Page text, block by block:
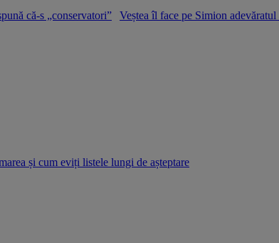
că-s „conservatori”
Veștea îl face pe Simion
și cum eviți listele lungi de așteptare